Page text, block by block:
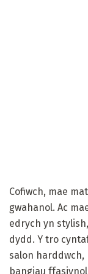
Cofiwch, mae
gwahanol. Ac
edrych yn
dydd. Y tro
salon
bangiau